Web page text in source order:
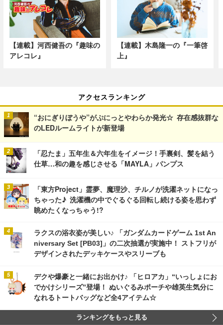
【連載】河西健吾の『趣味の
アレコレ』
【連載】木島隆一の『一筆啓
上』
アクセスランキング
“おにぎりぼうや”がぷにっとやわらか発光☆ 存在感抜群な
のLEDルームライトが新登場
「忍たま」五年生＆六年生をイメージ！手裏剣、髪を結う
仕草…和の趣を感じさせる「MAYLA」パンプス
「東方Project」霊夢、魔理沙、チルノが洗濯ネットになっ
ちゃった♪ 洗濯機の中でぐるぐる回転し続ける姿を思わず
眺めたくなっちゃう!?
ラクスの浴衣姿が美しい♪ 「ガンダムカードゲーム 1st An
niversary Set [PB03]」の二次抽選が実施中！ ストフリが
デザインされたデッキケースやスリーブも
デクや爆豪と一緒にお出かけ♪ 「ヒロアカ」“いっしょにお
でかけシリーズ”登場！ ぬいぐるみポーチや雄英生気分に
なれるトートバッグなど全4アイテム☆
ランキングをもっと見る